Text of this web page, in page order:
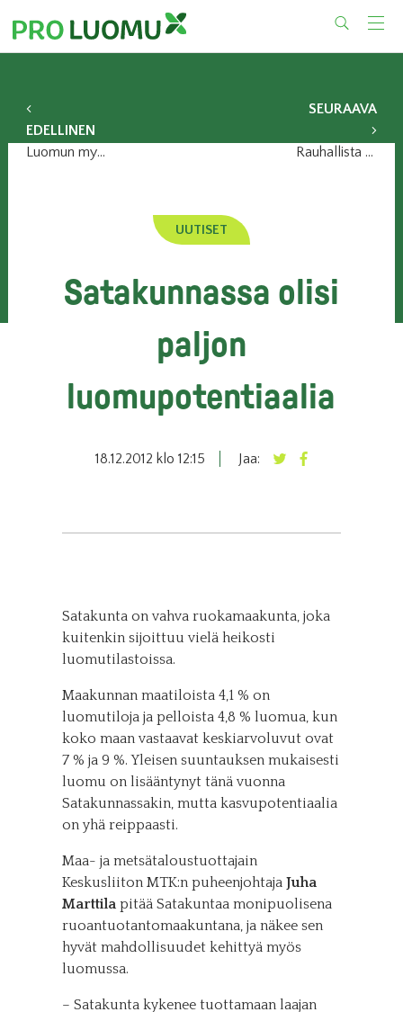
content
EDELLINEN
Luomun myynti kasvaa noin neljänneksen tänä vuonna
SEURAAVA
Rauhallista Joulua!
UUTISET
Satakunnassa olisi
paljon
luomupotentiaalia
18.12.2012 klo 12:15 Jaa:
Satakunta on vahva ruokamaakunta, joka
kuitenkin sijoittuu vielä heikosti
luomutilastoissa.
Maakunnan maatiloista 4,1 % on
luomutiloja ja pelloista 4,8 % luomua, kun
koko maan vastaavat keskiarvoluvut ovat
7 % ja 9 %. Yleisen suuntauksen mukaisesti
luomu on lisääntynyt tänä vuonna
Satakunnassakin, mutta kasvupotentiaalia
on yhä reippaasti.
Maa- ja metsätaloustuottajain
Keskusliiton MTK:n puheenjohtaja Juha
Marttilapitää Satakuntaa monipuolisena
ruoantuotantomaakuntana, ja näkee sen
hyvät mahdollisuudet kehittyä myös
luomussa.
– Satakunta kykenee tuottamaan laajan